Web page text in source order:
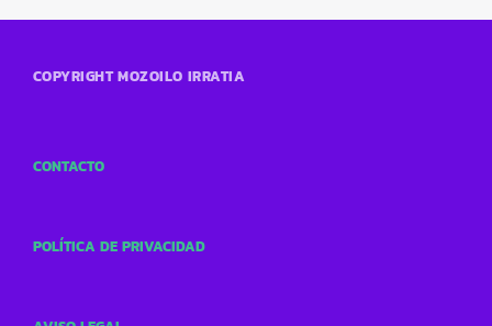
COPYRIGHT MOZOILO IRRATIA
CONTACTO
POLÍTICA DE PRIVACIDAD